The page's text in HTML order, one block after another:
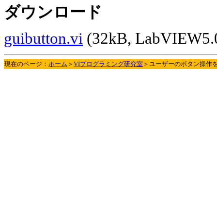
ダウンロード
guibutton.vi (32kB,
現在のページ： ホーム ＞ VIプログラミング研究室 ＞ユーザーのボタン操作